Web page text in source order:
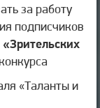
за работу
подписчиков
«Зрительских
«Таланты и